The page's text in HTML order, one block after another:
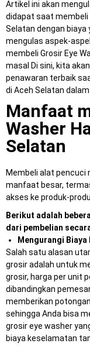
Artikel ini akan
didapat saat membeli
Selatan dengan biaya
mengulas aspek-
membeli Grosir Eye
masal Di sini, kita
penawaran terbaik
di Aceh Selatan
Manfaat
Washer
Selatan
Membeli alat pencuci
manfaat besar,
akses ke produk-
Berikut adalah
dari pembelian
Mengurangi Biaya
Salah satu alasan
grosir adalah untuk
grosir, harga per unit
dibandingkan
memberikan
sehingga Anda bisa
grosir eye washer
biaya keselamatan